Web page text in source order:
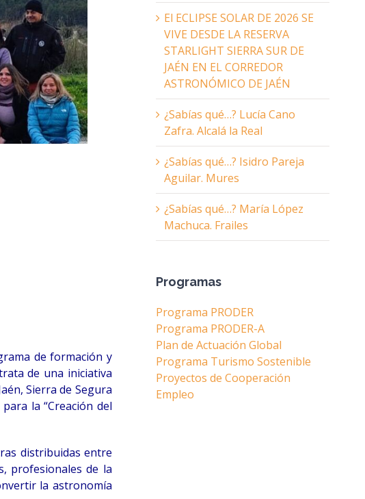
de formación y
de una iniciativa
Sierra de Segura
la “Creación del
distribuidas entre
profesionales de la
la astronomía
El ECLIPSE SOLAR DE 2026 SE
VIVE DESDE LA RESERVA
STARLIGHT SIERRA SUR DE
JAÉN EN EL CORREDOR
ASTRONÓMICO DE JAÉN
¿Sabías qué…? Lucía Cano
Zafra. Alcalá la Real
¿Sabías qué…? Isidro Pareja
Aguilar. Mures
¿Sabías qué…? María López
Machuca. Frailes
Programas
Programa PRODER
Programa PRODER-A
Plan de Actuación Global
Programa Turismo Sostenible
Proyectos de Cooperación
Empleo